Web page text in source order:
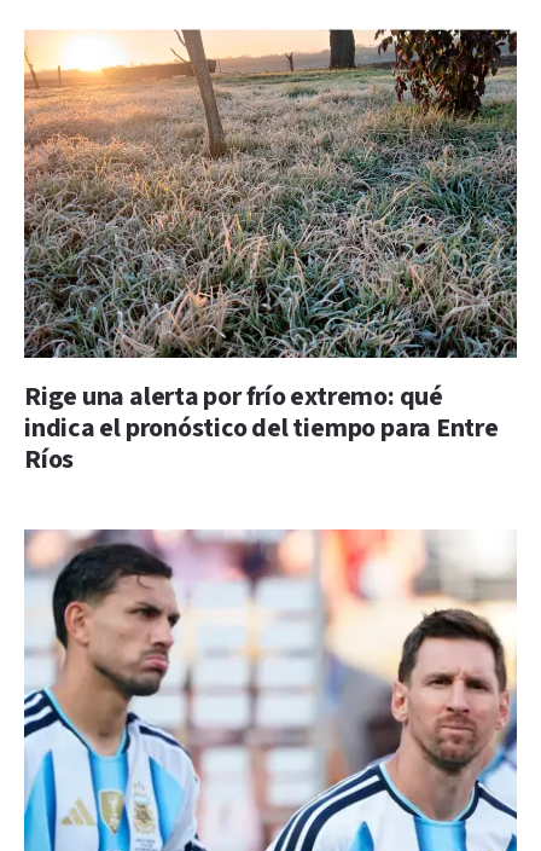
Rige una alerta por frío extremo: qué
indica el pronóstico del tiempo para Entre
Ríos